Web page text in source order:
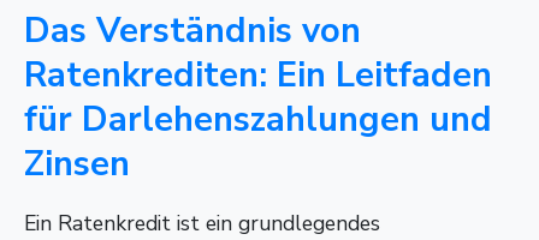
Das Verständnis von
Ratenkrediten: Ein Leitfaden
für Darlehenszahlungen und
Zinsen
Ein Ratenkredit ist ein grundlegendes